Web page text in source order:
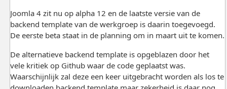
Joomla 4 zit nu op alpha 12 en de laatste versie van de
backend template van de werkgroep is daarin toegevoegd.
De eerste beta staat in de planning om in maart uit te komen.
De alternatieve backend template is opgeblazen door het
vele kritiek op Github waar de code geplaatst was.
Waarschijnlijk zal deze een keer uitgebracht worden als los te